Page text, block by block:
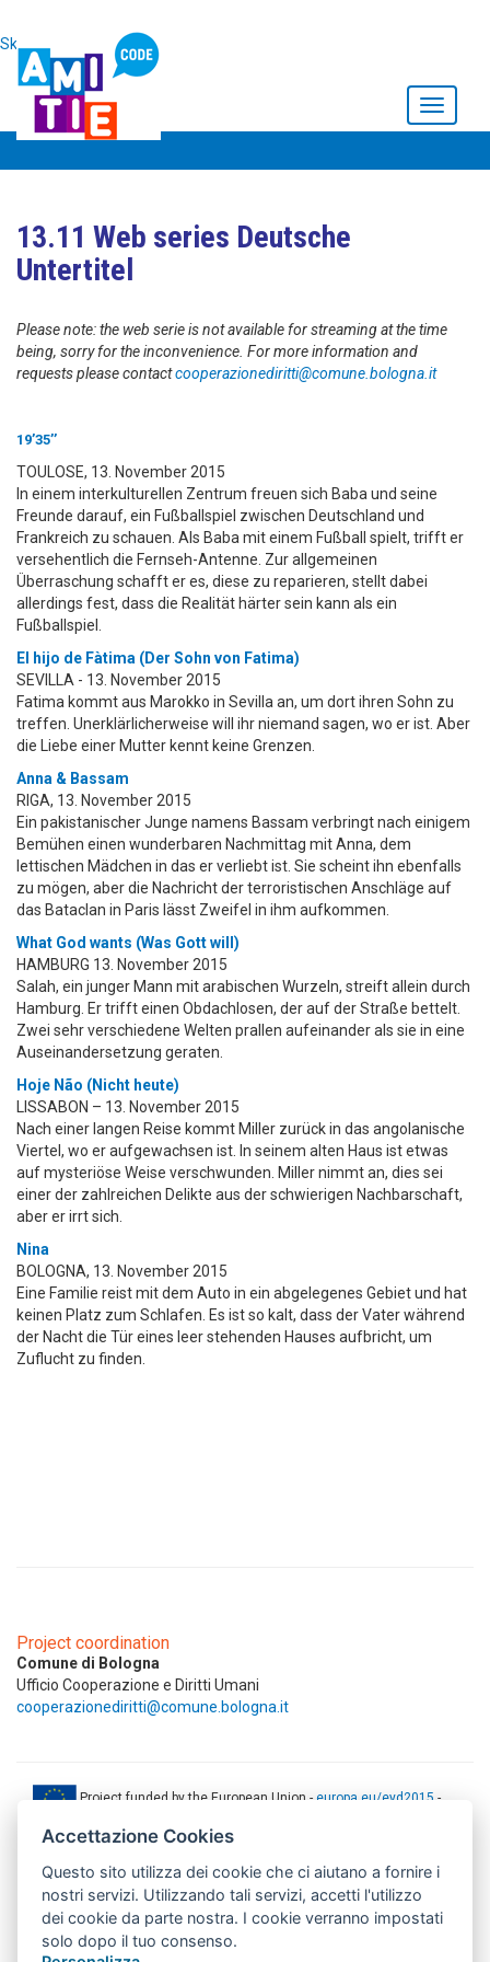
Skip to main content
Toggle
13.11 Web series Deutsche
Untertitel
Please note: the web serie is not available for streaming at the time
being, sorry for the inconvenience. For more information and
requests please contactcooperazionediritti@comune. bologna.it
19’35’’
TOULOSE, 13. November 2015
In einem interkulturellen Zentrum freuen sich Baba und seine
Freunde darauf, ein Fußballspiel zwischen Deutschland und
Frankreich zu schauen. Als Baba mit einem Fußball spielt, trifft er
versehentlich die Fernseh-Antenne. Zur allgemeinen
Überraschung schafft er es, diese zu reparieren, stellt dabei
allerdings fest, dass die Realität härter sein kann als ein
Fußballspiel.
El hijo de Fàtima (Der Sohn von Fatima)
SEVILLA - 13. November 2015
Fatima kommt aus Marokko in Sevilla an, um dort ihren Sohn zu
treffen. Unerklärlicherweise will ihr niemand sagen, wo er ist. Aber
die Liebe einer Mutter kennt keine Grenzen.
Anna & Bassam
RIGA, 13. November 2015
Ein pakistanischer Junge namens Bassam verbringt nach einigem
Bemühen einen wunderbaren Nachmittag mit Anna, dem
lettischen Mädchen in das er verliebt ist. Sie scheint ihn ebenfalls
zu mögen, aber die Nachricht der terroristischen Anschläge auf
das Bataclan in Paris lässt Zweifel in ihm aufkommen.
What God wants (Was Gott will)
HAMBURG 13. November 2015
Salah, ein junger Mann mit arabischen Wurzeln, streift allein durch
Hamburg. Er trifft einen Obdachlosen, der auf der Straße bettelt.
Zwei sehr verschiedene Welten prallen aufeinander als sie in eine
Auseinandersetzung geraten.
Hoje Não (Nicht heute)
LISSABON – 13. November 2015
Nach einer langen Reise kommt Miller zurück in das angolanische
Viertel, wo er aufgewachsen ist. In seinem alten Haus ist etwas
auf mysteriöse Weise verschwunden. Miller nimmt an, dies sei
einer der zahlreichen Delikte aus der schwierigen Nachbarschaft,
aber er irrt sich.
Nina
BOLOGNA, 13. November 2015
Eine Familie reist mit dem Auto in ein abgelegenes Gebiet und hat
keinen Platz zum Schlafen. Es ist so kalt, dass der Vater während
der Nacht die Tür eines leer stehenden Hauses aufbricht, um
Zuflucht zu finden.
Project coordination
Comune di Bologna
Ufficio Cooperazione e Diritti Umani
cooperazionediritti@comune.bologna.it
Project funded by the European Union -europa.eu/eyd2015 -
European Union. The contents of this document are the sole
responsibility of AMITIE CODE partners and can under no
circumstances be regarded as reflecting the position of the European
Union.
www.aics.gov.it
Accettazione Cookies
Questo sito utilizza dei cookie che ci aiutano a fornire i
nostri servizi. Utilizzando tali servizi, accetti l'utilizzo
dei cookie da parte nostra. I cookie verranno impostati
solo dopo il tuo consenso.